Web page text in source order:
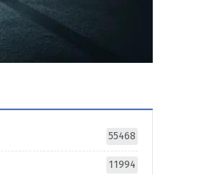
55468
11994